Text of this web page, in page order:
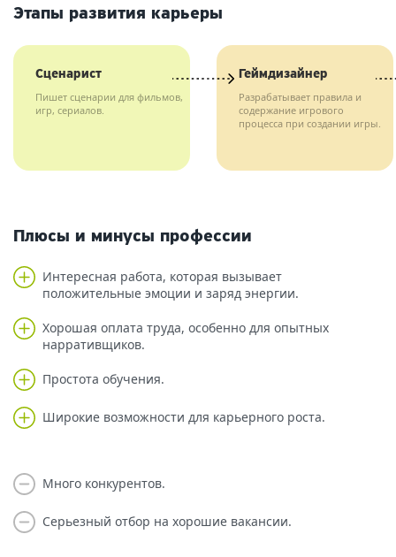
Этапы развития карьеры
Сценарист
Пишет сценарии для фильмов,
игр, сериалов.
Геймдизайнер
Разрабатывает правила и
содержание игрового
процесса при создании игры.
Плюсы и минусы профессии
Интересная работа, которая вызывает
положительные эмоции и заряд энергии.
Хорошая оплата труда, особенно для опытных
нарративщиков.
Простота обучения.
Широкие возможности для карьерного роста.
Много конкурентов.
Серьезный отбор на хорошие вакансии.